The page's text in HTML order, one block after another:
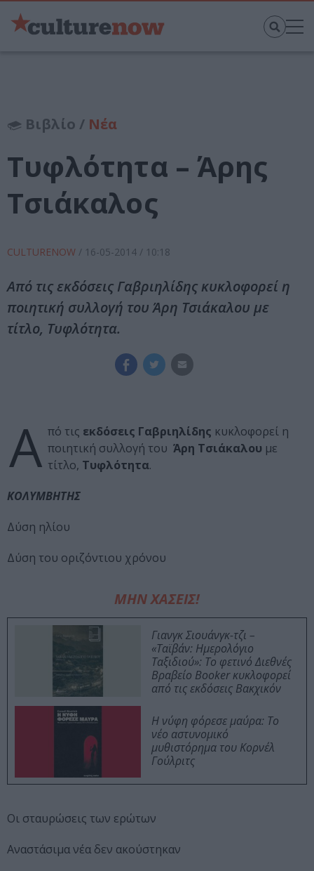
Βιβλίο / Νέα
Τυφλότητα – Άρης
Τσιάκαλος
CULTURENOW / 16-05-2014 / 10:18
Από τις εκδόσεις Γαβριηλίδης κυκλοφορεί η
ποιητική συλλογή του Άρη Τσιάκαλου με
τίτλο, Τυφλότητα.
Α πό τις εκδόσεις Γαβριηλίδης κυκλοφορεί η
ποιητική συλλογή του Άρη Τσιάκαλου με
τίτλο, Τυφλότητα.
ΚΟΛΥΜΒΗΤΗΣ
Δύση ηλίου
Δύση του οριζόντιου χρόνου
ΜΗΝ ΧΑΣΕΙΣ!
Γιανγκ Σιουάνγκ-τζι –
«Ταϊβάν: Ημερολόγιο
Ταξιδιού»: Το φετινό Διεθνές
Βραβείο Booker κυκλοφορεί
από τις εκδόσεις Βακχικόν
Η νύφη φόρεσε μαύρα: Το
νέο αστυνομικό
μυθιστόρημα του Κορνέλ
Γούλριτς
Οι σταυρώσεις των ερώτων
Αναστάσιμα νέα δεν ακούστηκαν